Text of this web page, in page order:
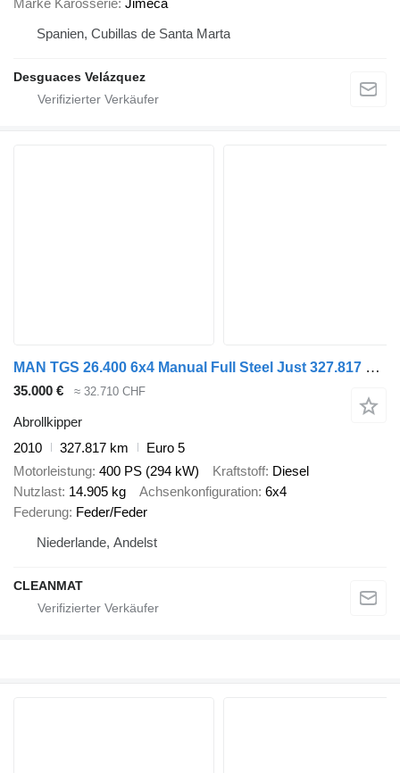
Marke Karosserie Jimeca
Spanien, Cubillas de Santa Marta
Desguaces Velázquez
MAN TGS 26.400 6x4 Manual Full Steel Just 327.817 km!
35.000 € ≈ 32.710 CHF
Abrollkipper
2010
327.817 km
Euro 5
Motorleistung 400 PS (294 kW) Kraftstoff Diesel
Nutzlast 14.905 kg Achsenkonfiguration 6x4
Federung Feder/Feder
Niederlande, Andelst
CLEANMAT